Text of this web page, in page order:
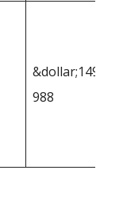
&dollar;149
988